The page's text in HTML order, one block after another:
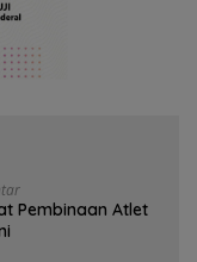
Pembinaan Atlet